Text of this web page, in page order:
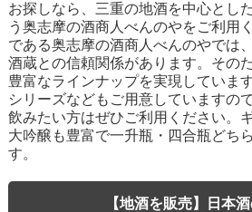
お探しなら、三重の地酒を中心とし
う奥志摩の酒商人べんのやをご利用
である奥志摩の酒商人べんのやでは
酒蔵との信頼関係があります。その
豊富なラインナップを実現していま
シリーズなどもご用意していますの
飲みたい方はぜひご利用ください。
大吟醸も豊富で一升瓶・四合瓶どち
す。
【地酒を販売】日本